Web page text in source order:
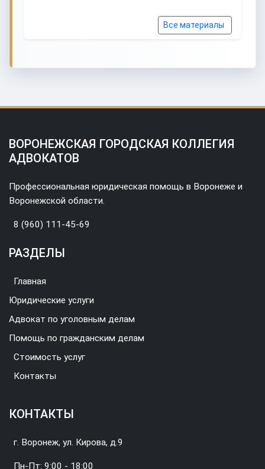
Все материалы
ВОРОНЕЖСКАЯ ГОРОДСКАЯ КОЛЛЕГИЯ
АДВОКАТОВ
Профессиональная юридическая помощь в Воронеже и
Воронежской области.
8 (960) 111-45-69
РАЗДЕЛЫ
Главная
Юридические услуги
Адвокат по уголовным делам
Помощь по гражданским делам
Стоимость услуг
Контакты
КОНТАКТЫ
г. Воронеж, ул. Кирова, д.9
Пн-Пт: 9:00 - 18:00